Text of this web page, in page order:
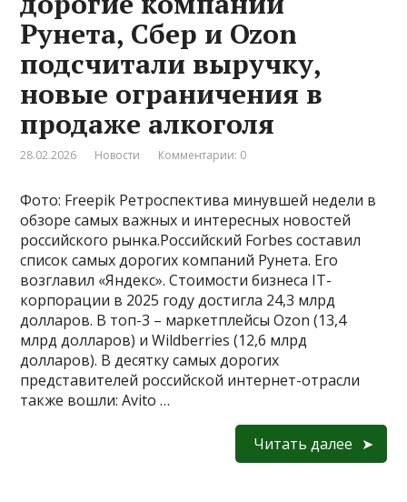
Рунета, Сбер и Ozon
подсчитали выручку,
новые ограничения в
продаже алкоголя
28.02.2026 Новости Комментарии: 0
Фото: Freepik Ретроспектива минувшей недели в
обзоре самых важных и интересных новостей
российского рынка.Российский Forbes составил
список самых дорогих компаний Рунета. Его
возглавил «Яндекс». Стоимости бизнеса IT-
корпорации в 2025 году достигла 24,3 млрд
долларов. В топ-3 – маркетплейсы Ozon (13,4
млрд долларов) и Wildberries (12,6 млрд
долларов). В десятку самых дорогих
представителей российской интернет-отрасли
также вошли: Avito …
Читать далее